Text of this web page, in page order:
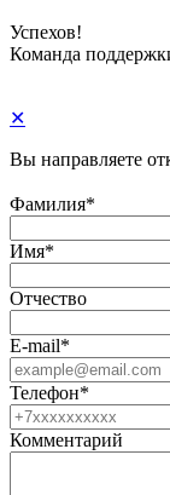
Успехов!
Команда
✕
Вы направляете
Фамилия*
Имя*
Отчество
E-mail*
Телефон*
Комментарий